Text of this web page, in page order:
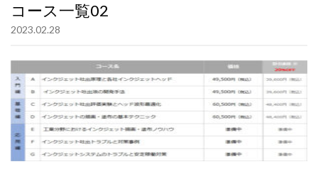
コース一覧02
2023.02.28